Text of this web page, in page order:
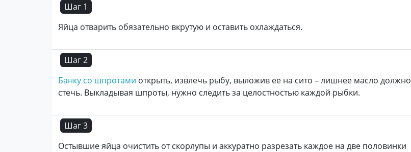
Шаг 1
Яйца отварить обязательно вкрутую и оставить охлаждаться.
Шаг 2
Банку со шпротами открыть, извлечь рыбу, выложив ее на сито – лишнее масло должно
стечь. Выкладывая шпроты, нужно следить за целостностью каждой рыбки.
Шаг 3
Остывшие яйца очистить от скорлупы и аккуратно разрезать каждое на две половинки